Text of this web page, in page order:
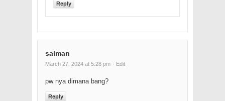
Reply
salman
March 27, 2024 at 5:28 pm · Edit
pw nya dimana bang?
Reply